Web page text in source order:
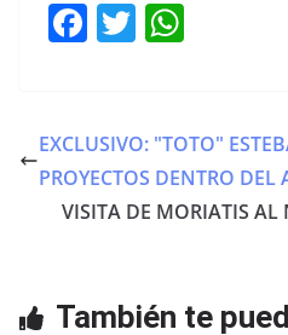
F
e
b
o
T
er s
A
p
EXCLUSIVO: "TOTO"
PROYECTOS DENTRO
VISITA DE MORIATIS AL
También te